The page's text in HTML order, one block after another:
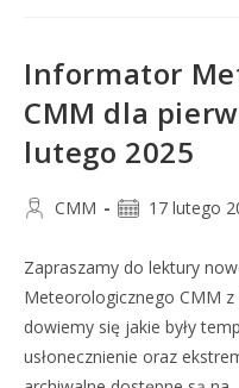
Informator
CMM dla
lutego 2025
CMM 17 lutego
Zapraszamy do lektury
Meteorologicznego CMM
dowiemy się jakie były
usłonecznienie oraz